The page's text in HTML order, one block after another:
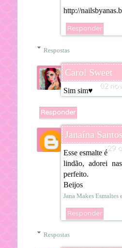
http://
Responder
Respostas
Carol Sweet
02
Sim sim♥
Responder
Janaína
29
Esse esmalte é
lindão, adorei
perfeito.
Beijos
Jana Makes Esmaltes
Responder
Respostas